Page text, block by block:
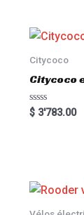
Citycoco
Citycoco
R
a
t
o
5
$3'783.00